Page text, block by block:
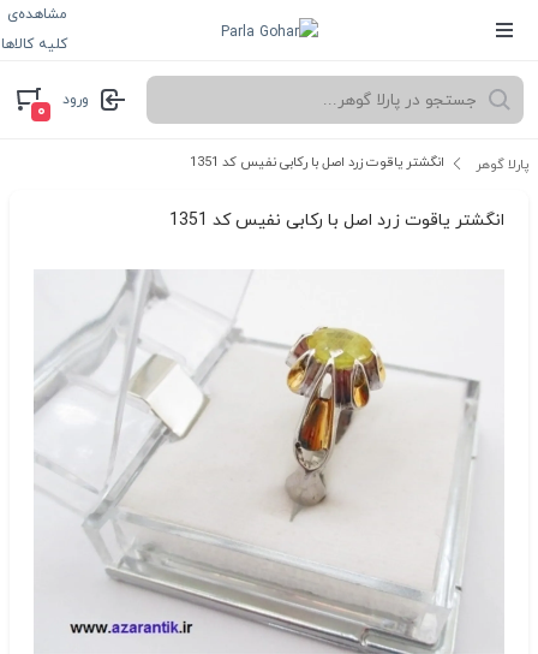
مشاهده‌ی
کلیه کالاها
ورود
۰
پارلا گوهر انگشتر یاقوت زرد اصل با رکابی نفیس کد 1351
انگشتر یاقوت زرد اصل با رکابی نفیس کد 1351